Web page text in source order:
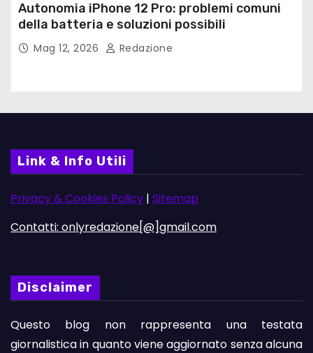
Autonomia iPhone 12 Pro: problemi comuni
della batteria e soluzioni possibili
Mag 12, 2026 Redazione
Link & Info Utili
Privacy & Cookies Policy | Sitemap
Contatti: onlyredazione[@]gmail.com
Disclaimer
Questo blog non rappresenta una testata
giornalistica in quanto viene aggiornato senza alcuna